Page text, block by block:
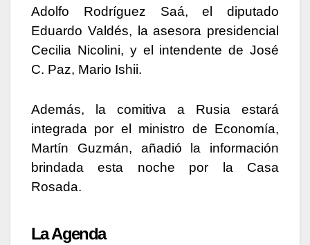
Adolfo Rodríguez Saá, el diputado
Eduardo Valdés, la asesora presidencial
Cecilia Nicolini, y el intendente de José
C. Paz, Mario Ishii.
Además, la comitiva a Rusia estará
integrada por el ministro de Economía,
Martín Guzmán, añadió la información
brindada esta noche por la Casa
Rosada.
La Agenda